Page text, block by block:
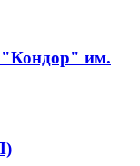
"Кондор" им.